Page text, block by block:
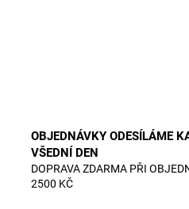
OBJEDNÁVKY ODESÍLÁME
VŠEDNÍ DEN
DOPRAVA ZDARMA PŘI
2500 KČ